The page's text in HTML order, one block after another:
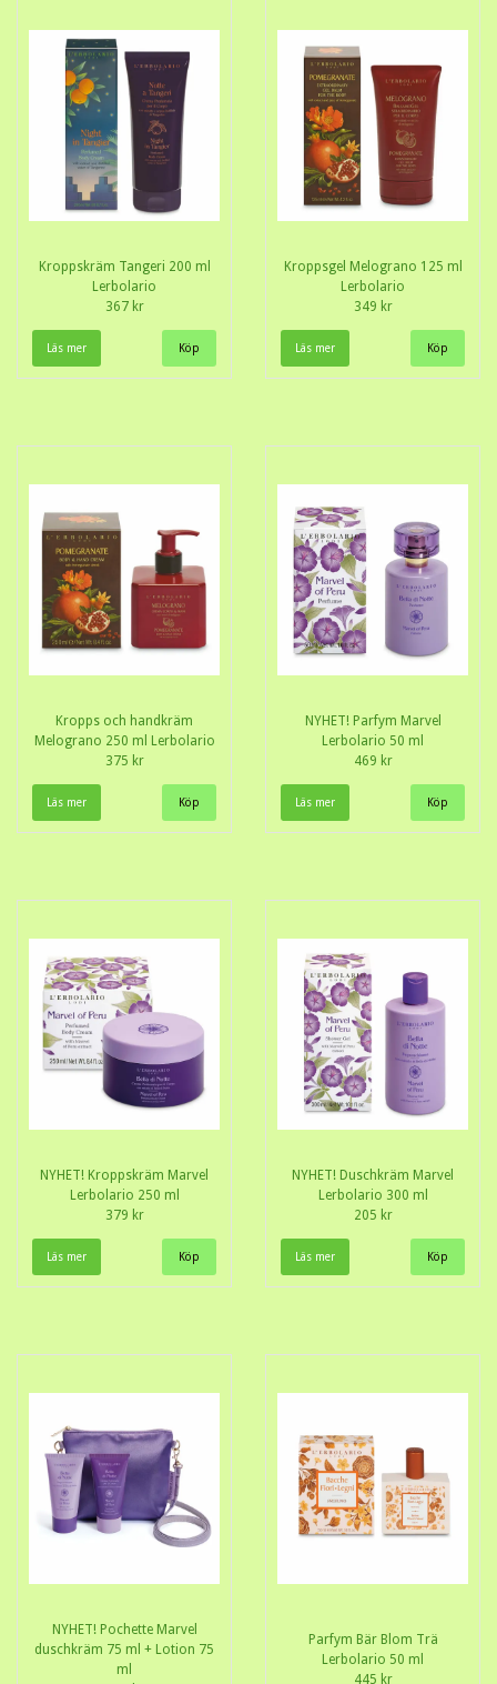
Kroppskräm Tangeri 200 ml
Lerbolario
367 kr
Läs mer
Kroppsgel Melograno 125 ml
Lerbolario
349 kr
Läs mer
Kropps och handkräm
Melograno 250 ml Lerbolario
375 kr
Läs mer
NYHET! Parfym Marvel
Lerbolario 50 ml
469 kr
Läs mer
NYHET! Kroppskräm Marvel
Lerbolario 250 ml
379 kr
Läs mer
NYHET! Duschkräm Marvel
Lerbolario 300 ml
205 kr
Läs mer
NYHET! Pochette Marvel
duschkräm 75 ml + Lotion 75
ml
Parfym Bär Blom Trä
Lerbolario 50 ml
445 kr